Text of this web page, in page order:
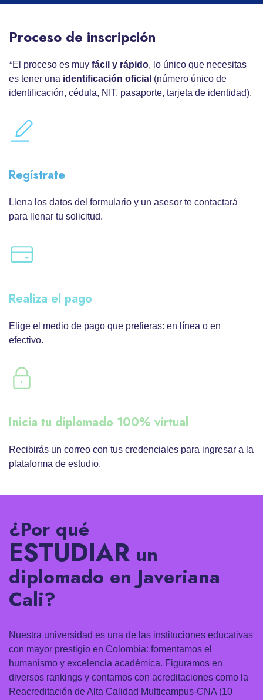
Proceso de inscripción
*El proceso es muy fácil y rápido, lo único que necesitas
es tener una identificación oficial (número único de
identificación, cédula, NIT, pasaporte, tarjeta de identidad).
Regístrate
Llena los datos del formulario y un asesor te contactará
para llenar tu solicitud.
Realiza el pago
Elige el medio de pago que prefieras: en línea o en
efectivo.
Inicia tu diplomado 100% virtual
Recibirás un correo con tus credenciales para ingresar a la
plataforma de estudio.
¿Por qué
ESTUDIAR un
diplomado en Javeriana
Cali?
Nuestra universidad es una de las instituciones educativas
con mayor prestigio en Colombia: fomentamos el
humanismo y excelencia académica. Figuramos en
diversos rankings y contamos con acreditaciones como la
Reacreditación de Alta Calidad Multicampus-CNA (10